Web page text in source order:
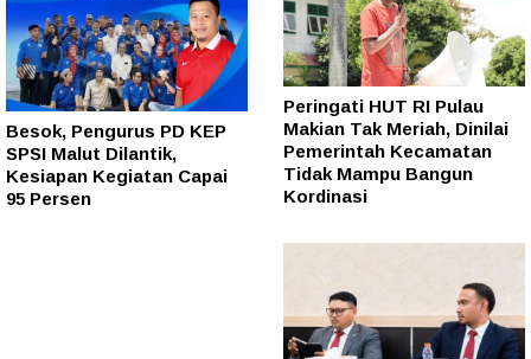
Besok, Pengurus PD KEP
SPSI Malut Dilantik,
Kesiapan Kegiatan Capai
95 Persen
Peringati HUT RI Pulau
Makian Tak Meriah, Dinilai
Pemerintah Kecamatan
Tidak Mampu Bangun
Kordinasi